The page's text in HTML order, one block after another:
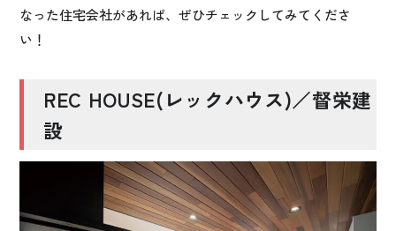
なった住宅会社があれば、ぜひチェックしてみてくださ
い！
REC HOUSE(レックハウス)／督栄建
設